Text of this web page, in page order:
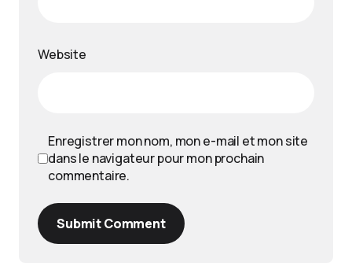
Website
Enregistrer mon nom, mon e-mail et mon site
dans le navigateur pour mon prochain
commentaire.
Submit Comment